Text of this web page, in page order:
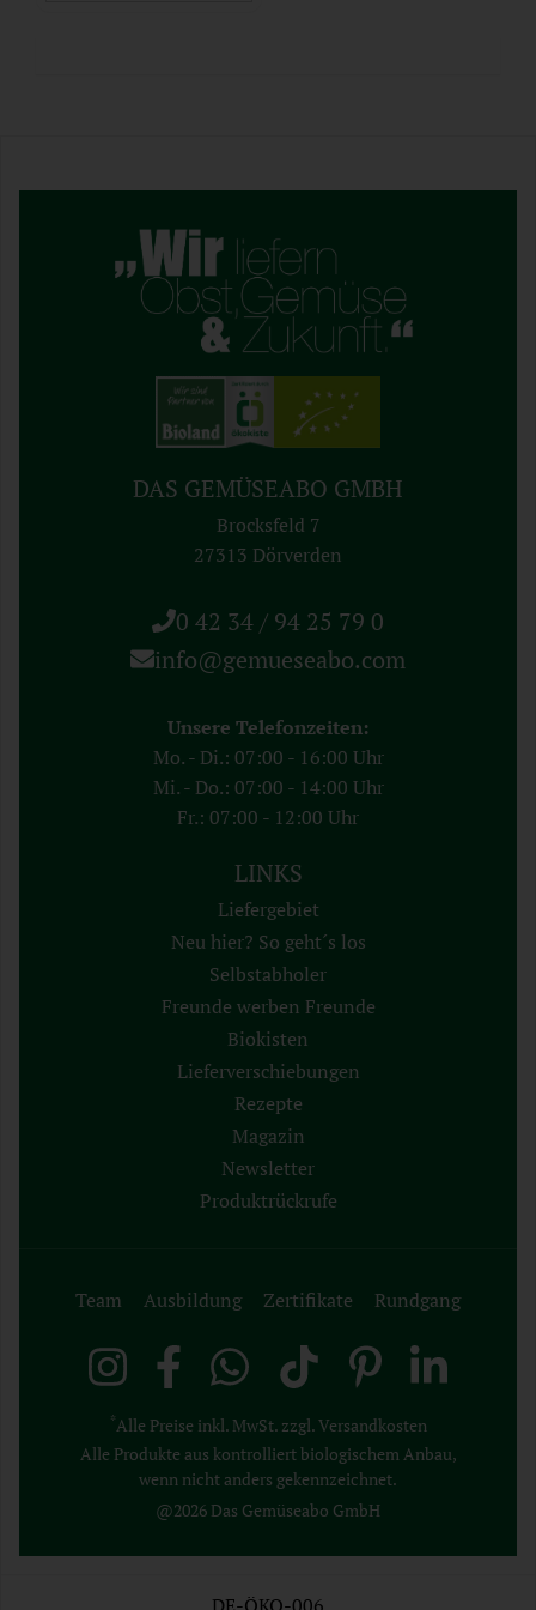
DAS GEMÜSEABO GMBH
Brocksfeld 7
27313 Dörverden
0 42 34 / 94 25 79 0
info@gemueseabo.com
Unsere Telefonzeiten:
Mo. - Di.: 07:00 - 16:00 Uhr
Mi. - Do.: 07:00 - 14:00 Uhr
Fr.: 07:00 - 12:00 Uhr
LINKS
Liefergebiet
Neu hier? So geht´s los
Selbstabholer
Freunde werben Freunde
Biokisten
Lieferverschiebungen
Rezepte
Magazin
Newsletter
Produktrückrufe
Team Ausbildung Zertifikate Rundgang
*Alle Preise inkl. MwSt. zzgl. Versandkosten
Alle Produkte aus kontrolliert biologischem Anbau,
wenn nicht anders gekennzeichnet.
@2026 Das Gemüseabo GmbH